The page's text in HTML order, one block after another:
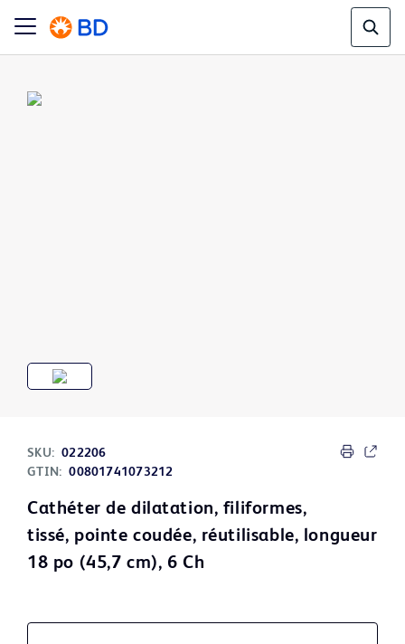
SKU: 022206
GTIN: 00801741073212
Cathéter de dilatation, filiformes,
tissé, pointe coudée, réutilisable, longueur
18 po (45,7 cm), 6 Ch